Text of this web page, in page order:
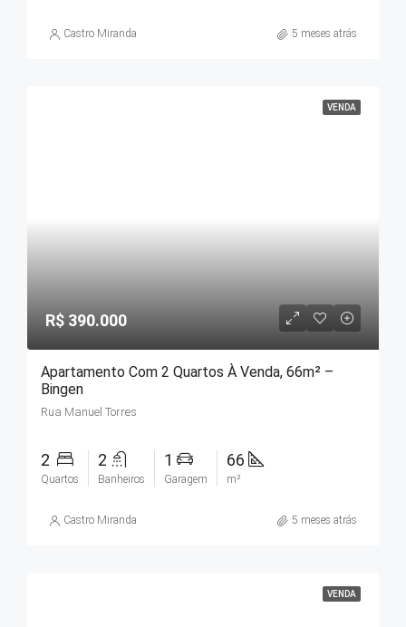
Castro Miranda 5 meses atrás
VENDA
R$ 390.000
Apartamento Com 2 Quartos À Venda, 66m² –
Bingen
Rua Manuel Torres
2
Quartos
2
Banheiros
1
Garagem
66
m²
Castro Miranda 5 meses atrás
VENDA